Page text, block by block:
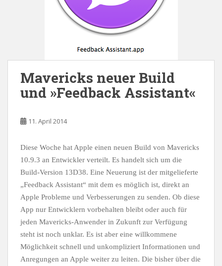
Mavericks neuer Build
und »Feedback Assistant«
11. April 2014
Diese Woche hat Apple einen neuen Build von Mavericks
10.9.3 an Entwickler verteilt. Es handelt sich um die
Build-Version 13D38. Eine Neuerung ist der mitgelieferte
„Feedback Assistant“ mit dem es möglich ist, direkt an
Apple Probleme und Verbesserungen zu senden. Ob diese
App nur Entwicklern vorbehalten bleibt oder auch für
jeden Mavericks-Anwender in Zukunft zur Verfügung
steht ist noch unklar. Es ist aber eine willkommene
Möglichkeit schnell und unkompliziert Informationen und
Anregungen an Apple weiter zu leiten. Die bisher über die